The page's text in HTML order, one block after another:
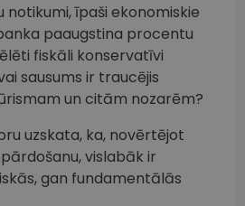
notikumi, īpaši ekonomiskie
paaugstina procentu
fiskāli konservatīvi
sausums ir traucējis
un citām nozarēm?
uzskata, ka, novērtējot
vislabāk ir
gan fundamentālās